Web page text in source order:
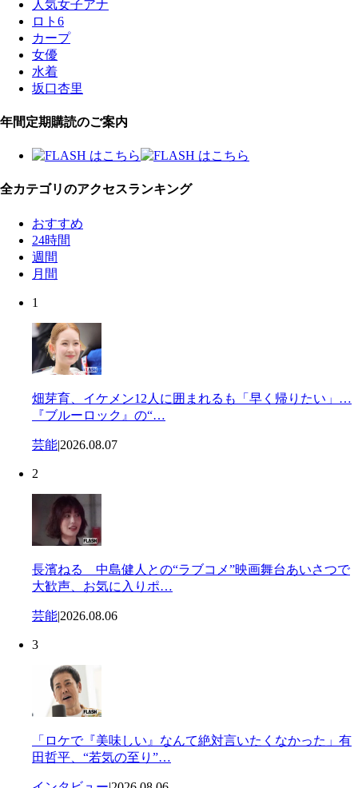
人気女子アナ
ロト6
カープ
女優
水着
坂口杏里
年間定期購読のご案内
全カテゴリのアクセスランキング
おすすめ
24時間
週間
月間
1
畑芽育、イケメン12人に囲まれるも「早く帰りたい」…
『ブルーロック』の“…
芸能|2026.08.07
2
長濱ねる 中島健人との“ラブコメ”映画舞台あいさつで
大歓声、お気に入りポ…
芸能|2026.08.06
3
「ロケで『美味しい』なんて絶対言いたくなかった」有
田哲平、“若気の至り”…